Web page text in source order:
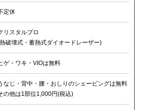
定休
リスタルプロ
破壊式・蓄熱式ダイオードレーザー)
ゲ・ワキ・VIOは無料
なじ・背中・腰・おしりのシェービングは無料
の他は1部位1,000円(税込)